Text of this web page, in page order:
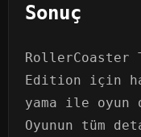
Sonuç
RollerCoaster
Edition için
yama ile
Oyunun tüm